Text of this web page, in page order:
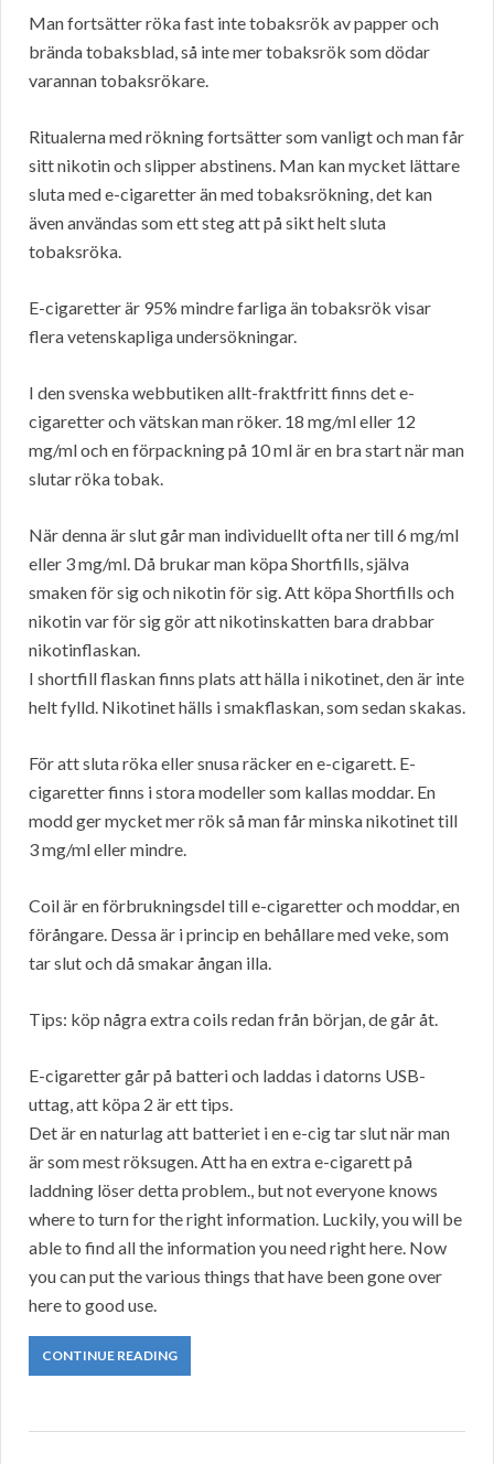
Man fortsätter röka fast inte tobaksrök av papper och
brända tobaksblad, så inte mer tobaksrök som dödar
varannan tobaksrökare.
Ritualerna med rökning fortsätter som vanligt och man får
sitt nikotin och slipper abstinens. Man kan mycket lättare
sluta med e-cigaretter än med tobaksrökning, det kan
även användas som ett steg att på sikt helt sluta
tobaksröka.
E-cigaretter är 95% mindre farliga än tobaksrök visar
flera vetenskapliga undersökningar.
I den svenska webbutiken allt-fraktfritt finns det e-
cigaretter och vätskan man röker. 18 mg/ml eller 12
mg/ml och en förpackning på 10 ml är en bra start när man
slutar röka tobak.
När denna är slut går man individuellt ofta ner till 6 mg/ml
eller 3 mg/ml. Då brukar man köpa Shortfills, själva
smaken för sig och nikotin för sig. Att köpa Shortfills och
nikotin var för sig gör att nikotinskatten bara drabbar
nikotinflaskan.
I shortfill flaskan finns plats att hälla i nikotinet, den är inte
helt fylld. Nikotinet hälls i smakflaskan, som sedan skakas.
För att sluta röka eller snusa räcker en e-cigarett. E-
cigaretter finns i stora modeller som kallas moddar. En
modd ger mycket mer rök så man får minska nikotinet till
3 mg/ml eller mindre.
Coil är en förbrukningsdel till e-cigaretter och moddar, en
förångare. Dessa är i princip en behållare med veke, som
tar slut och då smakar ångan illa.
Tips: köp några extra coils redan från början, de går åt.
E-cigaretter går på batteri och laddas i datorns USB-
uttag, att köpa 2 är ett tips.
Det är en naturlag att batteriet i en e-cig tar slut när man
är som mest röksugen. Att ha en extra e-cigarett på
laddning löser detta problem., but not everyone knows
where to turn for the right information. Luckily, you will be
able to find all the information you need right here. Now
you can put the various things that have been gone over
here to good use.
CONTINUE READING